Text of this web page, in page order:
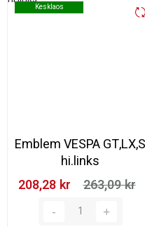
Kesklaos
Kesklaos
Emblem VESPA GT,LX,S
hi.links
208,28 kr‎
263,09 kr‎